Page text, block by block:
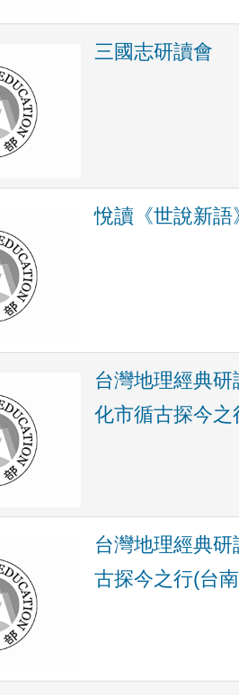
三國志研讀會
悅讀《世說新語
台灣地理經典
化市循古探今之
台灣地理經典
古探今之行(台